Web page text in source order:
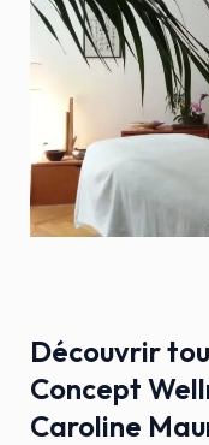
Découvrir
Concept
Caroline